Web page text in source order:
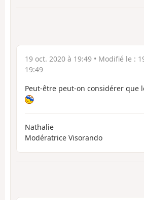
19 oct. 2020 à 19:49 • Modifié le :
19:49
Peut-être peut-on considérer que
Nathalie
Modératrice Visorando